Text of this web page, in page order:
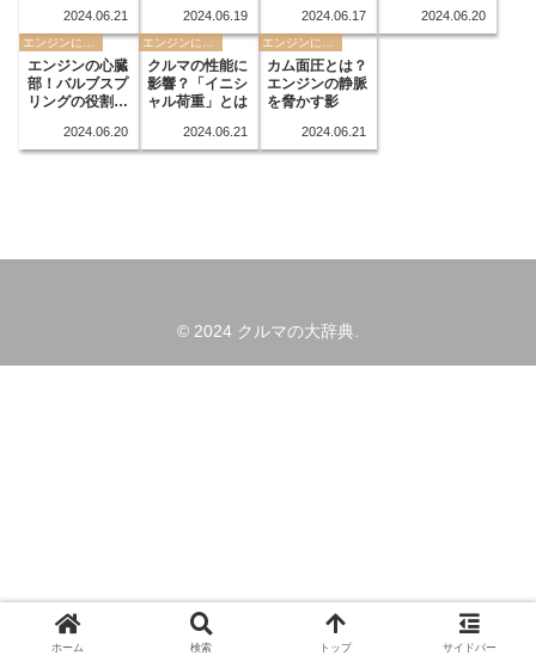
2024.06.21 2024.06.19 2024.06.17 2024.06.20
エンジンの心臓
部！バルブスプ
リングの役割と
2024.06.20
クルマの性能に
影響？「イニシ
ャル荷重」とは
2024.06.21
カム面圧とは？
エンジンの静脈
を脅かす影
2024.06.21
© 2024 クルマの大辞典.
ホーム 検索 トップ サイドバー